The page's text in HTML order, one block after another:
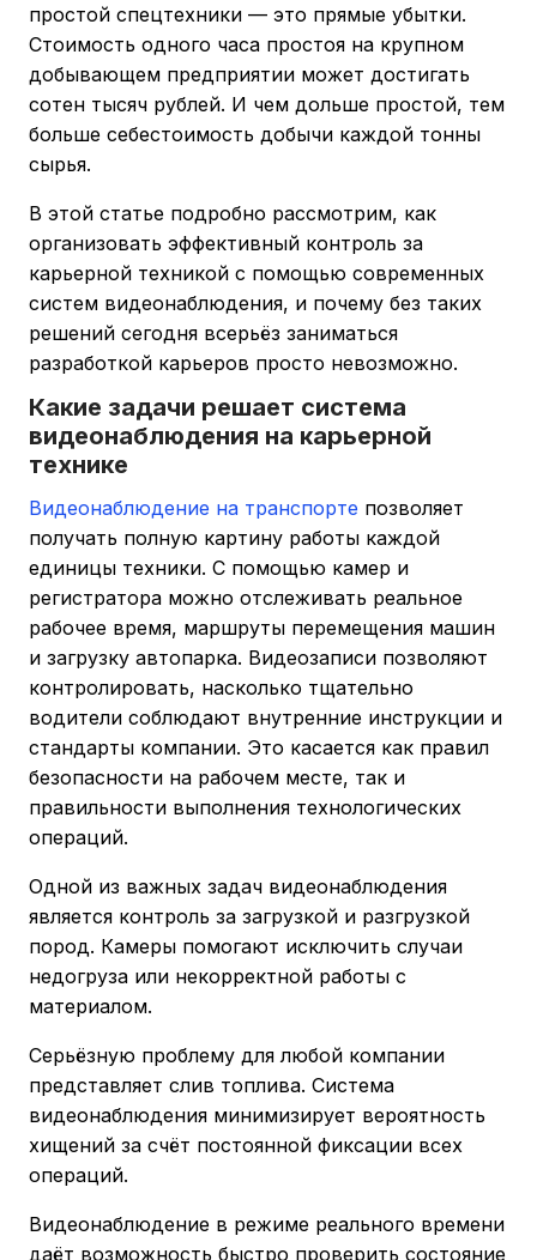
простой спецтехники — это прямые убытки.
Стоимость одного часа простоя на крупном
добывающем предприятии может достигать
сотен тысяч рублей. И чем дольше простой, тем
больше себестоимость добычи каждой тонны
сырья.
В этой статье подробно рассмотрим, как
организовать эффективный контроль за
карьерной техникой с помощью современных
систем видеонаблюдения, и почему без таких
решений сегодня всерьёз заниматься
разработкой карьеров просто невозможно.
Какие задачи решает система
видеонаблюдения на карьерной
технике
Видеонаблюдение на транспорте позволяет
получать полную картину работы каждой
единицы техники. С помощью камер и
регистратора можно отслеживать реальное
рабочее время, маршруты перемещения машин
и загрузку автопарка. Видеозаписи позволяют
контролировать, насколько тщательно
водители соблюдают внутренние инструкции и
стандарты компании. Это касается как правил
безопасности на рабочем месте, так и
правильности выполнения технологических
операций.
Одной из важных задач видеонаблюдения
является контроль за загрузкой и разгрузкой
пород. Камеры помогают исключить случаи
недогруза или некорректной работы с
материалом.
Серьёзную проблему для любой компании
представляет слив топлива. Система
видеонаблюдения минимизирует вероятность
хищений за счёт постоянной фиксации всех
операций.
Видеонаблюдение в режиме реального времени
даёт возможность быстро проверить состояние